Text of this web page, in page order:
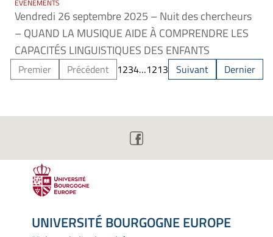
EVÉNEMENTS
Vendredi 26 septembre 2025 – Nuit des chercheurs
– QUAND LA MUSIQUE AIDE À COMPRENDRE LES
CAPACITÉS LINGUISTIQUES DES ENFANTS
Premier Précédent 1234…1213 Suivant Dernier
UNIVERSITÉ BOURGOGNE EUROPE